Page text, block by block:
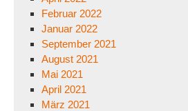
Februar 2022
Januar 2022
September 2021
August 2021
Mai 2021
April 2021
März 2021